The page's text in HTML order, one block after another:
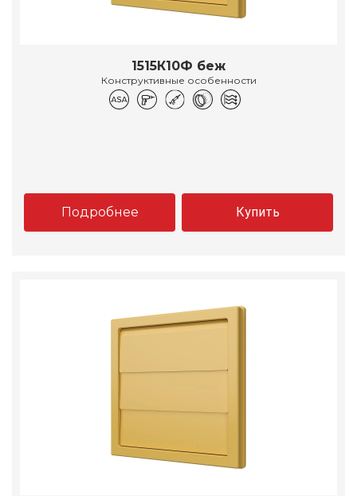
1515К10Ф беж
Конструктивные особенности
Подробнее Купить